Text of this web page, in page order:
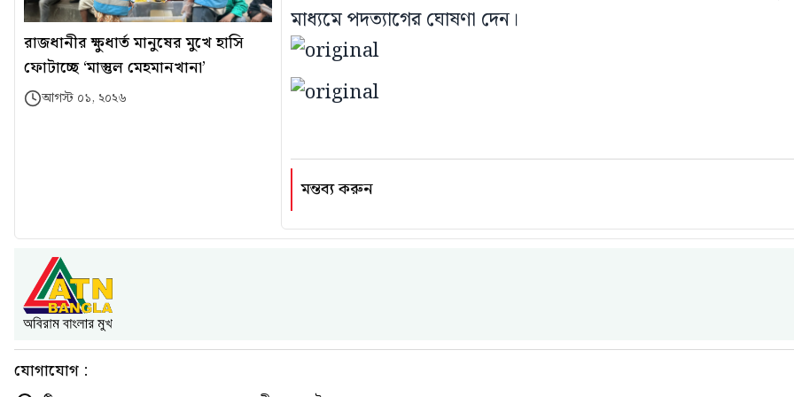
রাজধানীর ক্ষুধার্ত মানুষের মুখে হাসি
ফোটাচ্ছে ‘মাস্তুল মেহমানখানা’
আগস্ট ০১, ২০২৬
মাধ্যমে পদত্যাগের ঘোষণা দেন।
মন্তব্য করুন
যোগাযোগ :